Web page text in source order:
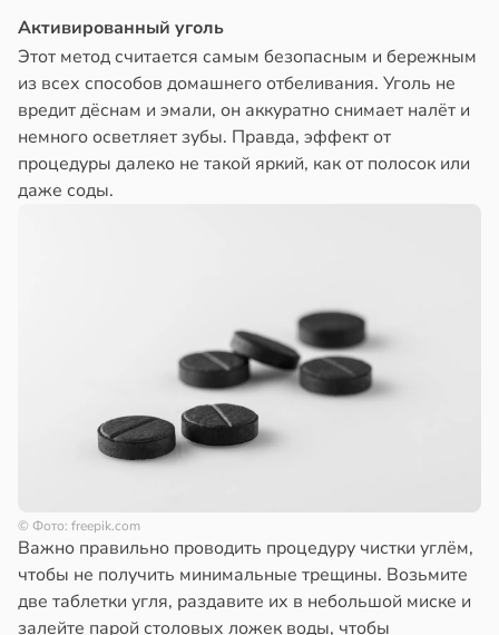
Активированный уголь
Этот метод считается самым безопасным и бережным
из всех способов домашнего отбеливания. Уголь не
вредит дёснам и эмали, он аккуратно снимает налёт и
немного осветляет зубы. Правда, эффект от
процедуры далеко не такой яркий, как от полосок или
даже соды.
© Фото: freepik.com
Важно правильно проводить процедуру чистки углём,
чтобы не получить минимальные трещины. Возьмите
две таблетки угля, раздавите их в небольшой миске и
залейте парой столовых ложек воды, чтобы